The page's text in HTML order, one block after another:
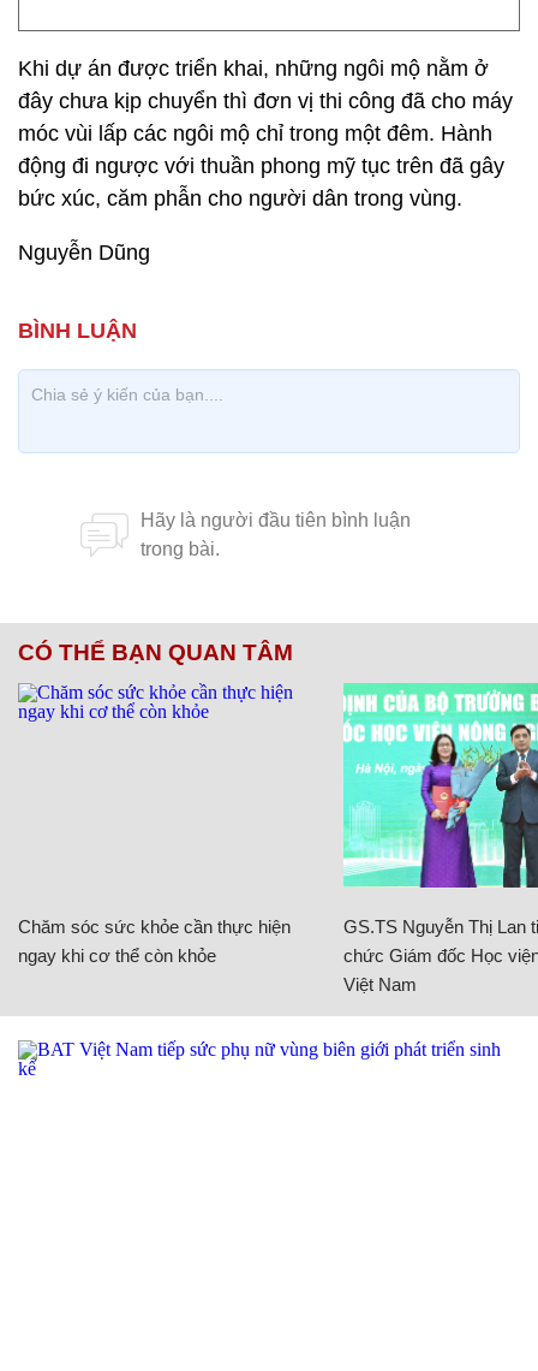
Khi dự án được triển khai, những ngôi mộ nằm ở
đây chưa kịp chuyển thì đơn vị thi công đã cho máy
móc vùi lấp các ngôi mộ chỉ trong một đêm. Hành
động đi ngược với thuần phong mỹ tục trên đã gây
bức xúc, căm phẫn cho người dân trong vùng.
Nguyễn Dũng
CÓ THỂ BẠN QUAN TÂM
Chăm sóc sức khỏe cần thực hiện
ngay khi cơ thể còn khỏe
GS.TS Nguyễn Thị Lan
chức Giám đốc Học
Việt Nam